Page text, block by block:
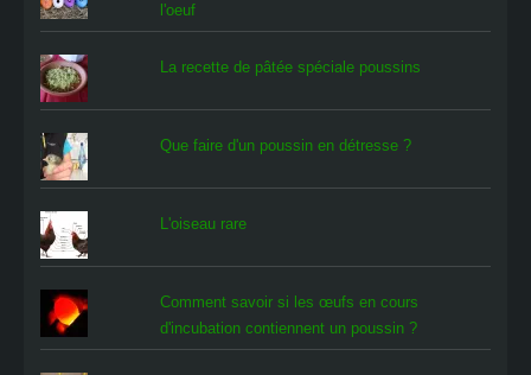
l'oeuf
La recette de pâtée spéciale poussins
Que faire d'un poussin en détresse ?
L'oiseau rare
Comment savoir si les œufs en cours
d'incubation contiennent un poussin ?